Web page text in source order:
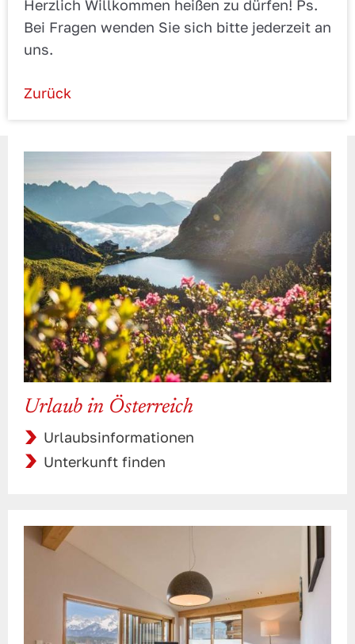
Herzlich Willkommen heißen zu dürfen! Ps.
Bei Fragen wenden Sie sich bitte jederzeit an
uns.
Zurück
Urlaub in Österreich
Urlaubsinformationen
Unterkunft finden